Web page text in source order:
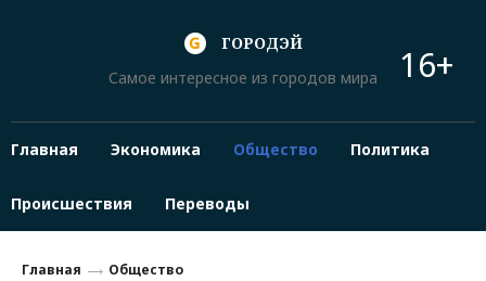
ГОРОДЭЙ
Самое интересное из городов мира
16+
Главная Экономика Общество Политика
Происшествия Переводы
Главная Общество